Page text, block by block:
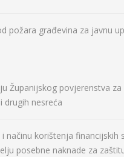
požara građevina za javnu
Županijskog povjerenstva
drugih nesreća
načinu korištenja financijskih
posebne naknade za